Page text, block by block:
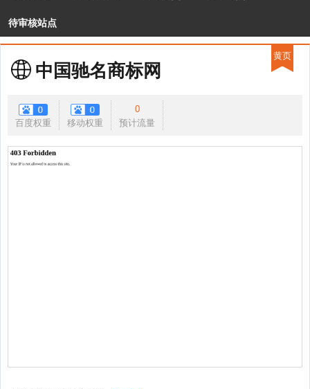
待审核站点
中国驰名商标网
百度权重 移动权重
0
预计流量
黄页